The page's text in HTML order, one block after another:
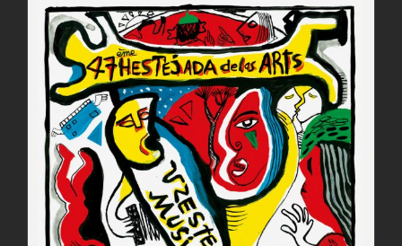
47ème Hestejada de las